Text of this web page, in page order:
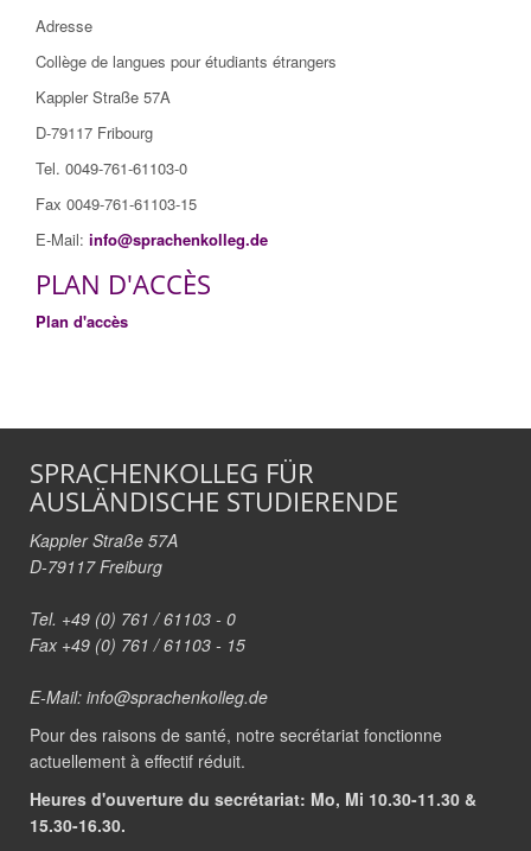
Adresse
Collège de langues pour étudiants étrangers
Kappler Straße 57A
D-79117 Fribourg
Tel. 0049-761-61103-0
Fax 0049-761-61103-15
E-Mail: info@sprachenkolleg.de
PLAN D'ACCÈS
Plan d'accès
SPRACHENKOLLEG FÜR
AUSLÄNDISCHE STUDIERENDE
Kappler Straße 57A
D-79117 Freiburg
Tel. +49 (0) 761 / 61103 - 0
Fax +49 (0) 761 / 61103 - 15
E-Mail: info@sprachenkolleg.de
Pour des raisons de santé, notre secrétariat fonctionne
actuellement à effectif réduit.
Heures d'ouverture du secrétariat: Mo, Mi 10.30-11.30 &
15.30-16.30.